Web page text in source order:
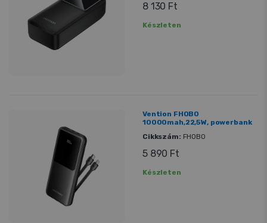
8 130 Ft
Készleten
Vention FHOB0
10000mah,22,5W, powerbank
Cikkszám: FHOB0
5 890 Ft
Készleten